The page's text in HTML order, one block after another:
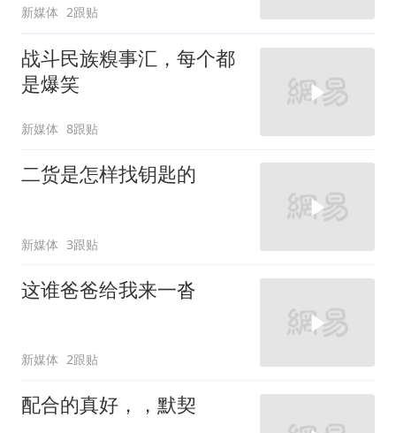
新媒体 2跟贴
战斗民族糗事汇，每个都
是爆笑
新媒体 8跟贴
二货是怎样找钥匙的
新媒体 3跟贴
这谁爸爸给我来一沓
新媒体 2跟贴
配合的真好，，默契